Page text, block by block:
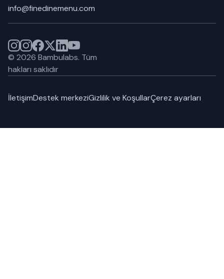
info@finedinemenu.com
© 2026 Bambulabs. Tüm
hakları saklıdır
İletişimDestek merkeziGizlilik ve KoşullarÇerez ayarları